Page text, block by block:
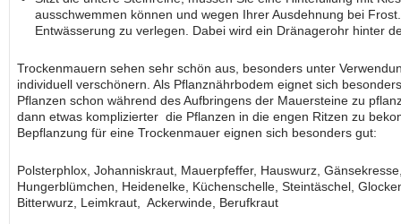
ausschwemmen können und wegen Ihrer Ausdehnung bei
Entwässerung zu verlegen. Dabei wird ein Dränagerohr hinter
Trockenmauern sehen sehr schön aus, besonders unter
individuell verschönern. Als Pflanznährbodem eignet sich
Pflanzen schon während des Aufbringens der Mauersteine zu
dann etwas komplizierter die Pflanzen in die engen Ritzen zu
Bepflanzung für eine Trockenmauer eignen sich besonders gut:
Polsterphlox, Johanniskraut, Mauerpfeffer, Hauswurz,
Hungerblümchen, Heidenelke, Küchenschelle, Steintäschel,
Bitterwurz, Leimkraut, Ackerwinde, Berufkraut